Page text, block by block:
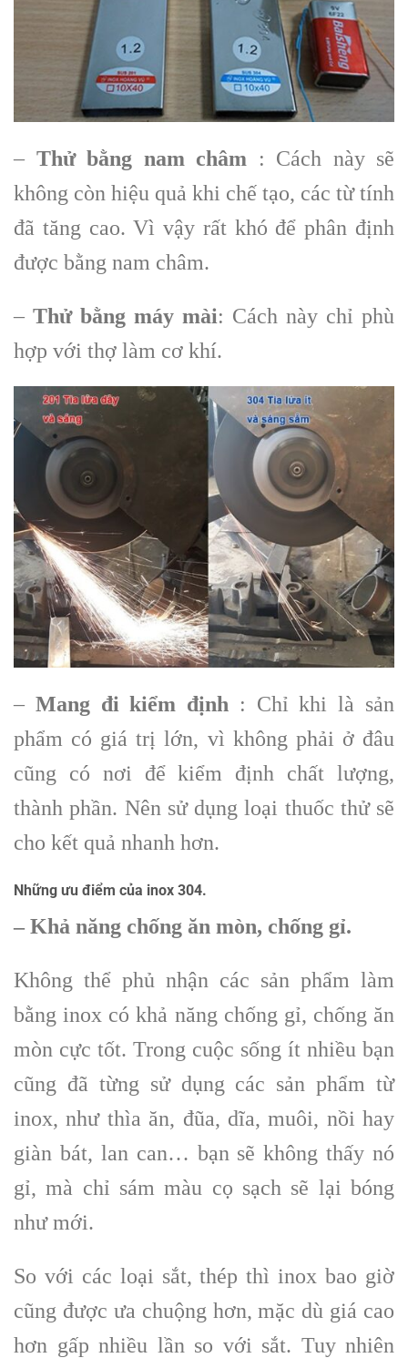
– Thử bằng nam châm : Cách này sẽ
không còn hiệu quả khi chế tạo, các từ tính
đã tăng cao. Vì vậy rất khó để phân định
được bằng nam châm.
– Thử bằng máy mài: Cách này chỉ phù
hợp với thợ làm cơ khí.
– Mang đi kiểm định : Chỉ khi là sản
phẩm có giá trị lớn, vì không phải ở đâu
cũng có nơi để kiểm định chất lượng,
thành phần. Nên sử dụng loại thuốc thử sẽ
cho kết quả nhanh hơn.
Những ưu điểm của inox 304.
– Khả năng chống ăn mòn, chống gỉ.
Không thể phủ nhận các sản phẩm làm
bằng inox có khả năng chống gỉ, chống ăn
mòn cực tốt. Trong cuộc sống ít nhiều bạn
cũng đã từng sử dụng các sản phẩm từ
inox, như thìa ăn, đũa, dĩa, muôi, nồi hay
giàn bát, lan can… bạn sẽ không thấy nó
gỉ, mà chỉ sám màu cọ sạch sẽ lại bóng
như mới.
So với các loại sắt, thép thì inox bao giờ
cũng được ưa chuộng hơn, mặc dù giá cao
hơn gấp nhiều lần so với sắt. Tuy nhiên